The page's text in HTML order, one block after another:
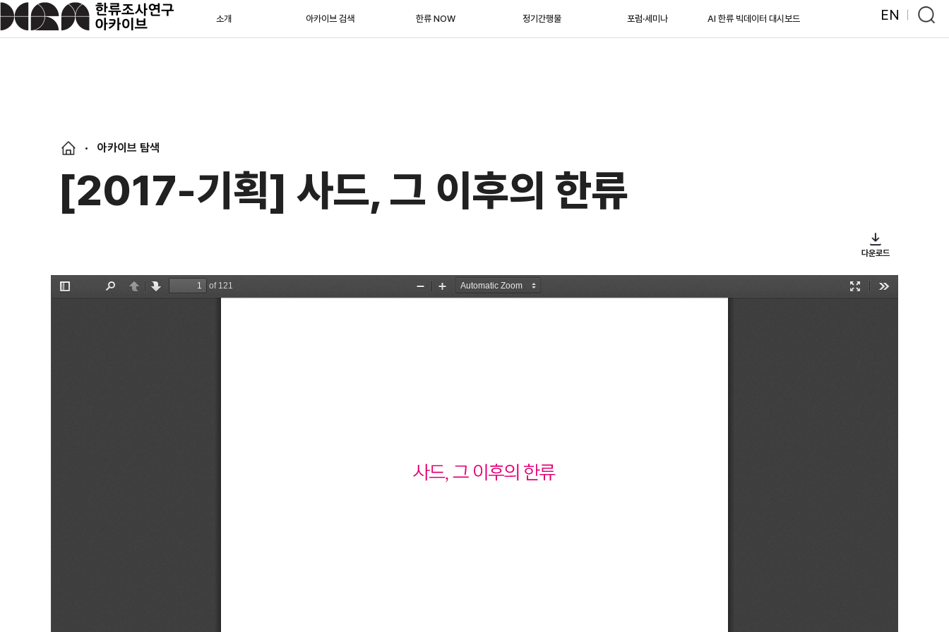
소개 아카이브 검색 한류 NOW 정기간행물 포럼·세미나 AI 한류 빅데이터 대시보드 EN
아카이브 탐색
[2017-기획] 사드, 그 이후의 한류
다운로드